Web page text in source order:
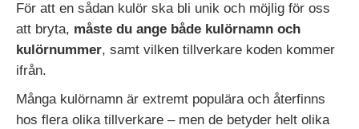
För att en sådan kulör ska bli unik och möjlig för oss
att bryta, måste du ange både kulörnamn och
kulörnummer, samt vilken tillverkare koden kommer
ifrån.
Många kulörnamn är extremt populära och återfinns
hos flera olika tillverkare – men de betyder helt olika
proffspenslarna på köpet. (värde 903 kr)
Lägg till erbjudandet i kassan.